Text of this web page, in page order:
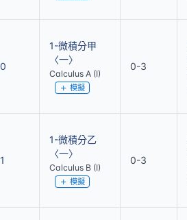
1-微積分甲
〈一〉
Calculus A (I)
模擬
0-3
1-微積分乙
〈一〉
Calculus B (I)
模擬
0-3